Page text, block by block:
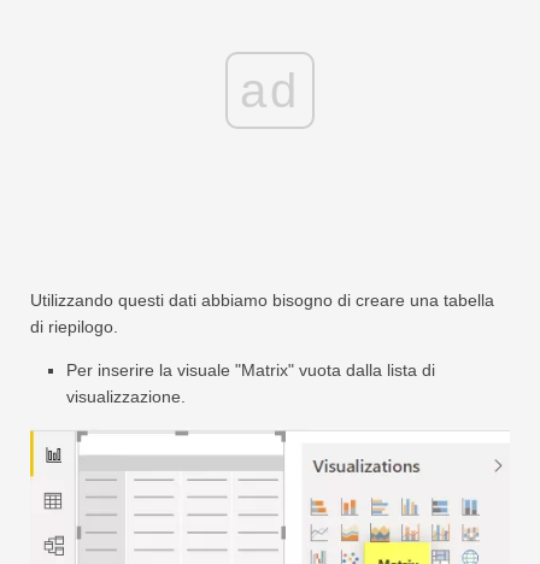
ad
Utilizzando questi dati abbiamo bisogno di creare una tabella
di riepilogo.
Per inserire la visuale "Matrix" vuota dalla lista di
visualizzazione.